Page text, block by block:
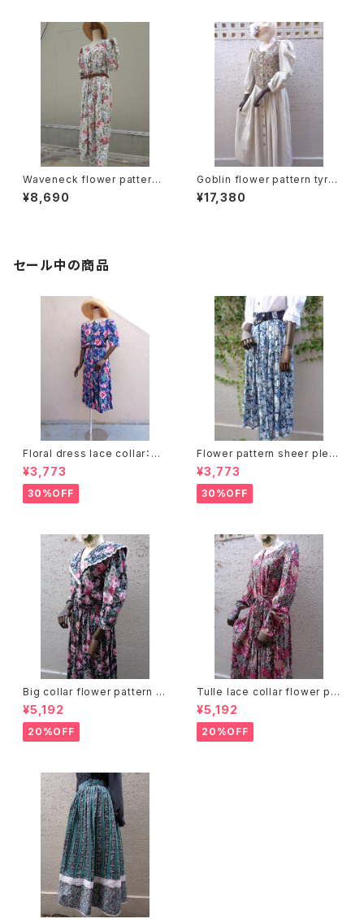
Waveneck flower pattern t
yrolean Dress ウェーブネッ
ク 花柄 チロリアン ワンピ
¥8,690
Goblin flower pattern tyrol
ean dress ゴブラン 花柄 チロ
リアン ワンピース
¥17,380
セール中の商品
Floral dress lace collar：花
柄ワンピース レース襟
¥3,773
30%OFF
Flower pattern sheer pleat
s skirt ベルト付き 花柄 シアー
プリーツ スカート
¥3,773
30%OFF
Big collar flower pattern dr
ess ビッグカラー 花柄 ワンピ
ース
¥5,192
20%OFF
Tulle lace collar flower pat
tern dress チュールレースカラ
ー 花柄 ワンピース
¥5,192
20%OFF